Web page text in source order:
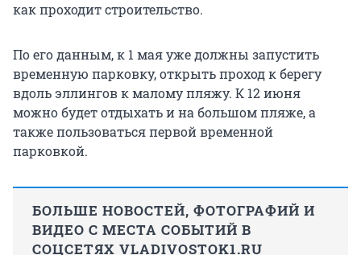
как проходит строительство.
По его данным, к 1 мая уже должны запустить
временную парковку, открыть проход к берегу
вдоль эллингов к малому пляжу. К 12 июня
можно будет отдыхать и на большом пляже, а
также пользоваться первой временной
парковкой.
БОЛЬШЕ НОВОСТЕЙ, ФОТОГРАФИЙ И
ВИДЕО С МЕСТА СОБЫТИЙ В
СОЦСЕТЯХ VLADIVOSTOK1.RU